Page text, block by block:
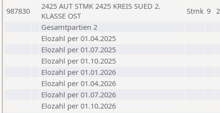
987830
2425 AUT STMK 2425 KREIS SUED 2.
KLASSE OST
Stmk 9
Gesamtpartien 2
Elozahl per 01.04.2025
Elozahl per 01.07.2025
Elozahl per 01.10.2025
Elozahl per 01.01.2026
Elozahl per 01.04.2026
Elozahl per 01.07.2026
Elozahl per 01.10.2026